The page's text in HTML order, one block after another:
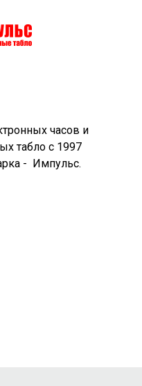
часов и
табло с 1997
- Импульс.